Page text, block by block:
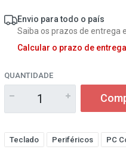
Envio para todo o país
Saiba os prazos de entrega
Calcular o prazo de entrega
QUANTIDADE
Teclado Periféricos PC